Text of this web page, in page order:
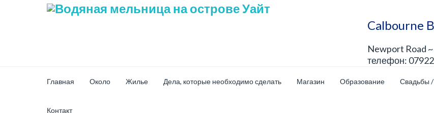
Calbourne
Newport Road
телефон:
Главная Около Жилье Дела, которые необходимо сделать Магазин Образование Свадьбы
Контакт